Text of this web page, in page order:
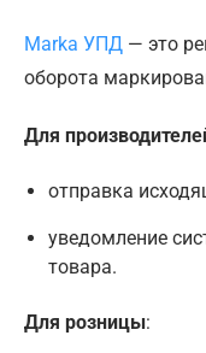
Marka УПД — это
оборота
Для
отправка
уведомление
товара.
Для розницы: